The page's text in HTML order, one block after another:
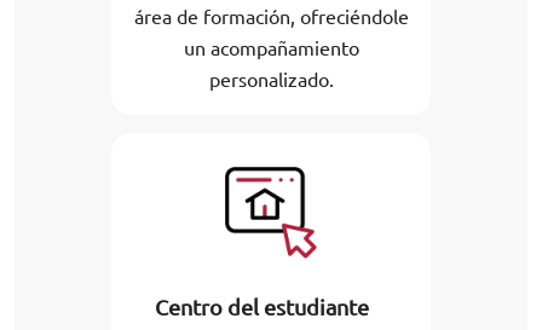
área de formación, ofreciéndole
un acompañamiento
personalizado.
Centro del estudiante